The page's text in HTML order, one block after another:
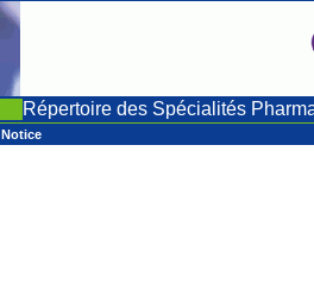
Répertoire des Spécialités
Notice